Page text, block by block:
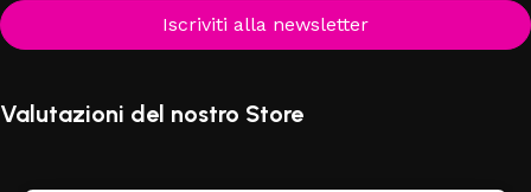
Iscriviti alla newsletter
Valutazioni del nostro Store